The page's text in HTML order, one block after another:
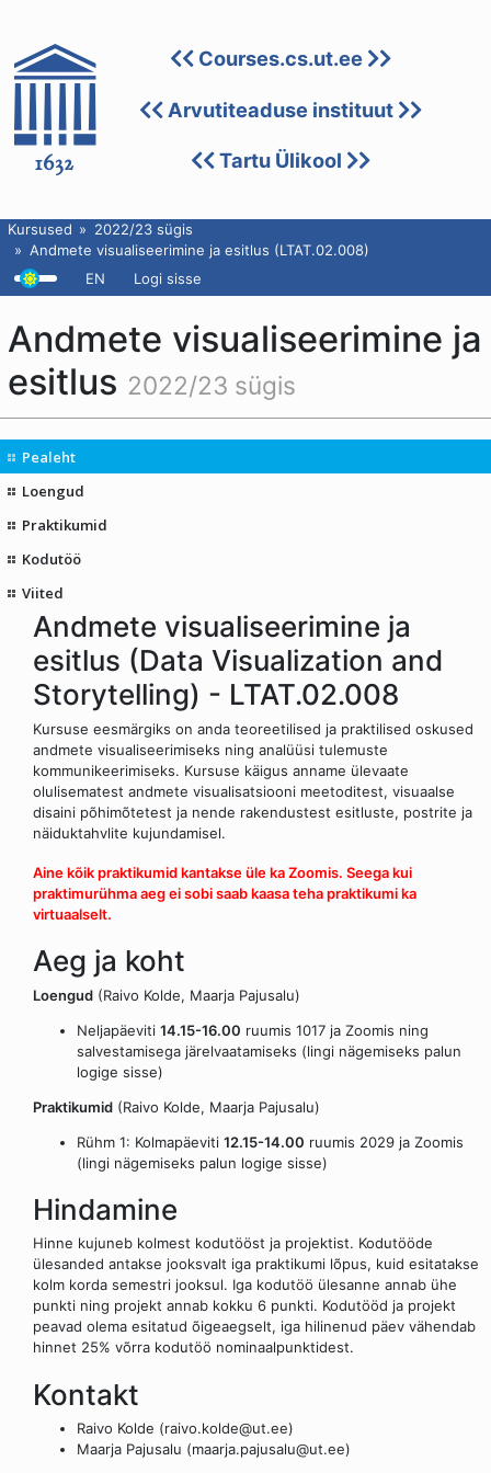
Courses.cs.ut.ee
Arvutiteaduse instituut
Tartu Ülikool
Kursused
2022/23 sügis
Andmete visualiseerimine ja esitlus (LTAT.02.008)
EN
Logi sisse
Andmete visualiseerimine ja
esitlus 2022/23 sügis
Pealeht
Loengud
Praktikumid
Kodutöö
Viited
Andmete visualiseerimine ja
esitlus (Data Visualization and
Storytelling) - LTAT.02.008
Kursuse eesmärgiks on anda teoreetilised ja praktilised oskused
andmete visualiseerimiseks ning analüüsi tulemuste
kommunikeerimiseks. Kursuse käigus anname ülevaate
olulisematest andmete visualisatsiooni meetoditest, visuaalse
disaini põhimõtetest ja nende rakendustest esitluste, postrite ja
näiduktahvlite kujundamisel.
Aine kõik praktikumid kantakse üle ka Zoomis. Seega kui
praktimurühma aeg ei sobi saab kaasa teha praktikumi ka
virtuaalselt.
Aeg ja koht
Loengud (Raivo Kolde, Maarja Pajusalu)
Neljapäeviti 14.15-16.00 ruumis 1017 ja Zoomis ning
salvestamisega järelvaatamiseks (lingi nägemiseks palun
logige sisse)
Praktikumid (Raivo Kolde, Maarja Pajusalu)
Rühm 1: Kolmapäeviti 12.15-14.00 ruumis 2029 ja Zoomis
(lingi nägemiseks palun logige sisse)
Hindamine
Hinne kujuneb kolmest kodutööst ja projektist. Kodutööde
ülesanded antakse jooksvalt iga praktikumi lõpus, kuid esitatakse
kolm korda semestri jooksul. Iga kodutöö ülesanne annab ühe
punkti ning projekt annab kokku 6 punkti. Kodutööd ja projekt
peavad olema esitatud õigeaegselt, iga hilinenud päev vähendab
hinnet 25% võrra kodutöö nominaalpunktidest.
Kontakt
Raivo Kolde (raivo.kolde@ut.ee)
Maarja Pajusalu (maarja.pajusalu@ut.ee)